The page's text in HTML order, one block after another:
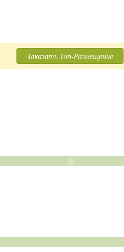
Заказать Топ-Размещение